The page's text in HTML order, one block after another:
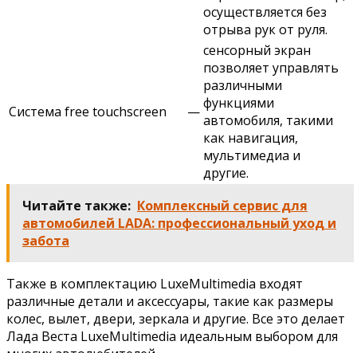
осуществляется без
отрыва рук от руля.
Система free touchscreеn —
сенсорный экран
позволяет управлять
различными
функциями
автомобиля, такими
как навигация,
мультимедиа и
другие.
Читайте также: Комплексный сервис для
автомобилей LADA: профессиональный уход и
забота
Также в комплектацию LuxeMultimedia входят
различные детали и аксессуары, такие как размеры
колес, вылет, двери, зеркала и другие. Все это делает
Лада Веста LuxeMultimedia идеальным выбором для